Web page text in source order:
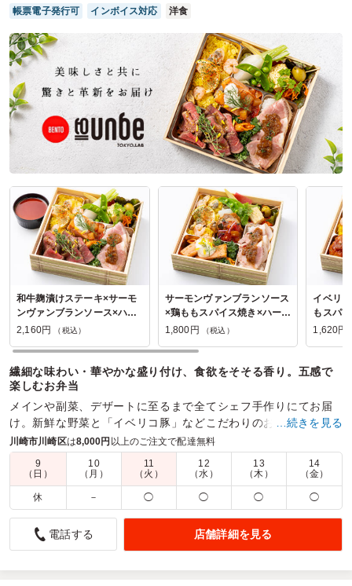
ご利用シーン：－
参加者の年齢：
男女比：
神奈川県川崎市川崎区東扇島
2026/03/31
ロケ弁魂の口コミをもっと見る
帳票電子発行可 インボイス対応 洋食
和牛麹漬けステーキ×サーモ
ンヴァンブランソース×ハー
ブローストポーク【クラシッ
2,160円 （税込）
サーモンヴァンブランソース
×鶏ももスパイス焼き×ハーブ
ローストポーク【トリプルメ
1,800円 （税込）
イベリ
もスパ
ストポ
1,620円
繊細な味わい・華やかな盛り付け、食欲をそそる香り。五感で
楽しむお弁当
メインや副菜、デザートに至るまで全てシェフ手作りにてお届
け。新鮮な野菜と「イベリコ豚」などこだわりのお肉のうまみ
を味わって頂ける本格フレンチ×スペインのお弁当。
商品数： 締切日時： 2日前20:00 価格帯：
300円～3,500円
配達時間：
9:00～21:00
全部おいしかったです
5.0
…続きを見る
川崎市川崎区は8,000円 以上のご注文で配達無料
9
（日）
10
（月）
11
（火）
12
（水）
13
（木）
14
（金）
休 － ◯ ◯ ◯ ◯
電話する 店舗詳細を見る